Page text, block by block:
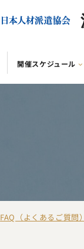
開催スケジュール
FAQ（よくあるご質問）